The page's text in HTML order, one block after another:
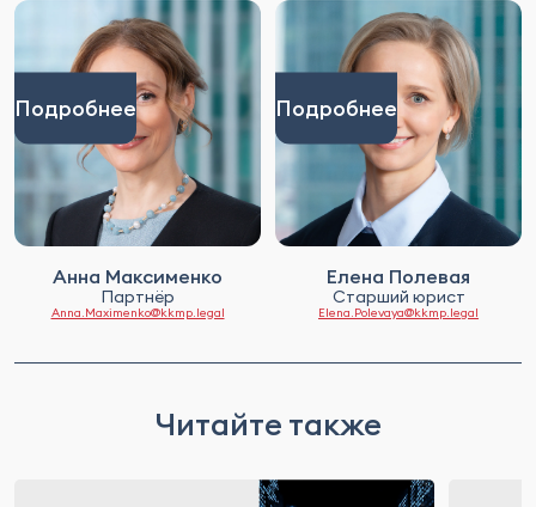
Подробнее
Анна Максименко
Партнёр
Anna.Maximenko@kkmp.legal
Подробнее
Елена Полевая
Старший юрист
Elena.Polevaya@kkmp.legal
Читайте также